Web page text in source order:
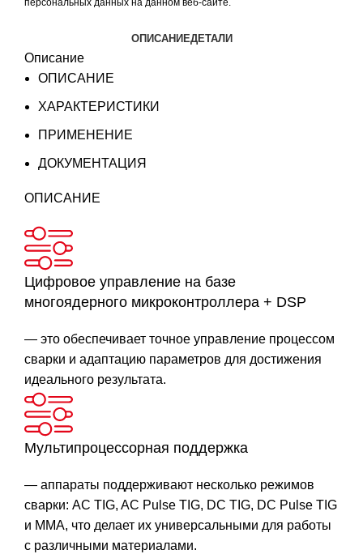
персональных данных на данном веб-сайте.
ОПИСАНИЕДЕТАЛИ
Описание
ОПИСАНИЕ
ХАРАКТЕРИСТИКИ
ПРИМЕНЕНИЕ
ДОКУМЕНТАЦИЯ
ОПИСАНИЕ
Цифровое управление на базе
многоядерного микроконтроллера + DSP
— это обеспечивает точное управление процессом
сварки и адаптацию параметров для достижения
идеального результата.
Мультипроцессорная поддержка
— аппараты поддерживают несколько режимов
сварки: AC TIG, AC Pulse TIG, DC TIG, DC Pulse TIG
и MMA, что делает их универсальными для работы
с различными материалами.